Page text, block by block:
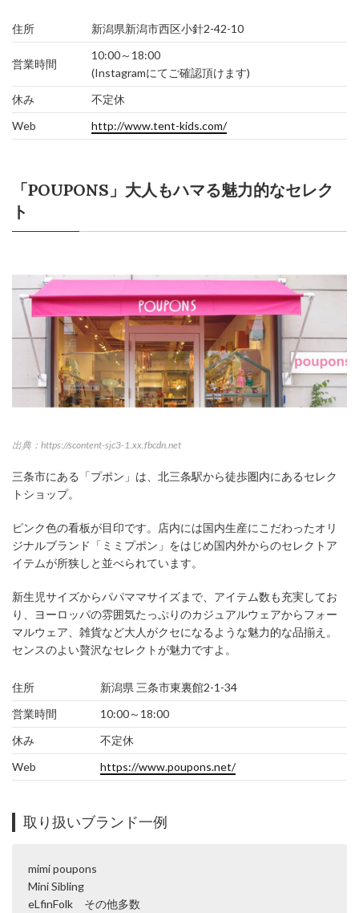
住所 新潟県新潟市西区小針2-42-10
営業時間
10:00～18:00
(Instagramにてご確認頂けます)
休み
不定休
Web
http://www.tent-kids.com/
「POUPONS」大人もハマる魅力的なセレク
ト
出典：https://scontent-sjc3-1.xx.fbcdn.net
三条市にある「プポン」は、北三条駅から徒歩圏内にあるセレク
トショップ。
ピンク色の看板が目印です。店内には国内生産にこだわったオリ
ジナルブランド「ミミプポン」をはじめ国内外からのセレクトア
イテムが所狭しと並べられています。
新生児サイズからパパママサイズまで、アイテム数も充実してお
り、ヨーロッパの雰囲気たっぷりのカジュアルウェアからフォー
マルウェア、雑貨など大人がクセになるような魅力的な品揃え。
センスのよい贅沢なセレクトが魅力ですよ。
住所
新潟県 三条市東裏館2-1-34
営業時間
10:00～18:00
休み
不定休
Web
https://www.poupons.net/
取り扱いブランド一例
mimi poupons
Mini Sibling
eLfinFolk その他多数